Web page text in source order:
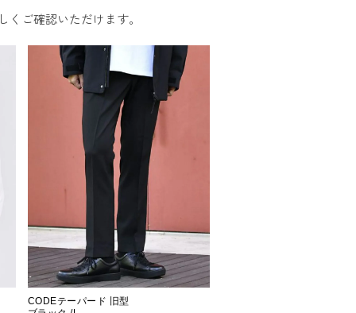
ご確認いただけます。
CODEテーパード 旧型